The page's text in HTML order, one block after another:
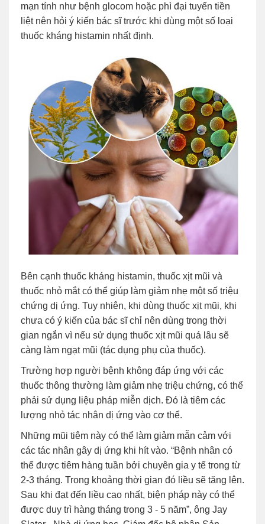
mạn tính như bệnh glocom hoặc phì đại tuyến tiền
liệt nên hỏi ý kiến bác sĩ trước khi dùng một số loại
thuốc kháng histamin nhất định.
Bên cạnh thuốc kháng histamin, thuốc xịt mũi và
thuốc nhỏ mắt có thể giúp làm giảm nhẹ một số triệu
chứng dị ứng. Tuy nhiên, khi dùng thuốc xịt mũi, khi
chưa có ý kiến của bác sĩ chỉ nên dùng trong thời
gian ngắn vì nếu sử dụng thuốc xịt mũi quá lâu sẽ
càng làm ngạt mũi (tác dụng phụ của thuốc).
Trường hợp người bệnh không đáp ứng với các
thuốc thông thường làm giảm nhẹ triệu chứng, có thể
phải sử dụng liệu pháp miễn dịch. Đó là tiêm các
lượng nhỏ tác nhân dị ứng vào cơ thể.
Những mũi tiêm này có thể làm giảm mẫn cảm với
các tác nhân gây dị ứng khi hít vào. “Bệnh nhân có
thể được tiêm hàng tuần bởi chuyên gia y tế trong từ
2-3 tháng. Trong khoảng thời gian đó liều sẽ tăng lên.
Sau khi đạt đến liều cao nhất, biện pháp này có thể
được duy trì hàng tháng trong 3 - 5 năm”, ông Jay